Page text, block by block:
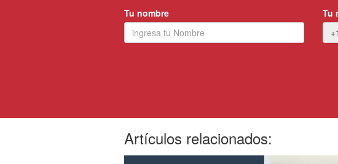
Tu nombre
Tu
+1
Artículos relacionados: